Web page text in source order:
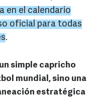
en el calendario
oficial para todas
.
simple capricho
mundial, sino una
estratégica